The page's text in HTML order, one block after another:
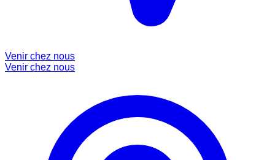
Venir chez nous
Venir chez nous